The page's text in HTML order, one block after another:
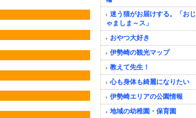
迷う猫がお届けする。「おじ
ゃましま～ス」
おやつ大好き
伊勢崎の観光マップ
教えて先生！
心も身体も綺麗になりたい
伊勢崎エリアの公園情報
地域の幼稚園・保育園